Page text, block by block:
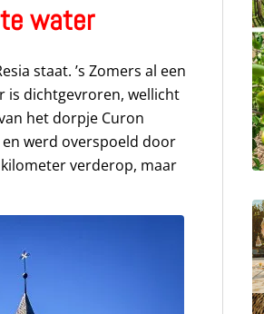
water
staat. ’s Zomers al een
is dichtgevroren, wellicht
het dorpje Curon
werd overspoeld door
verderop, maar